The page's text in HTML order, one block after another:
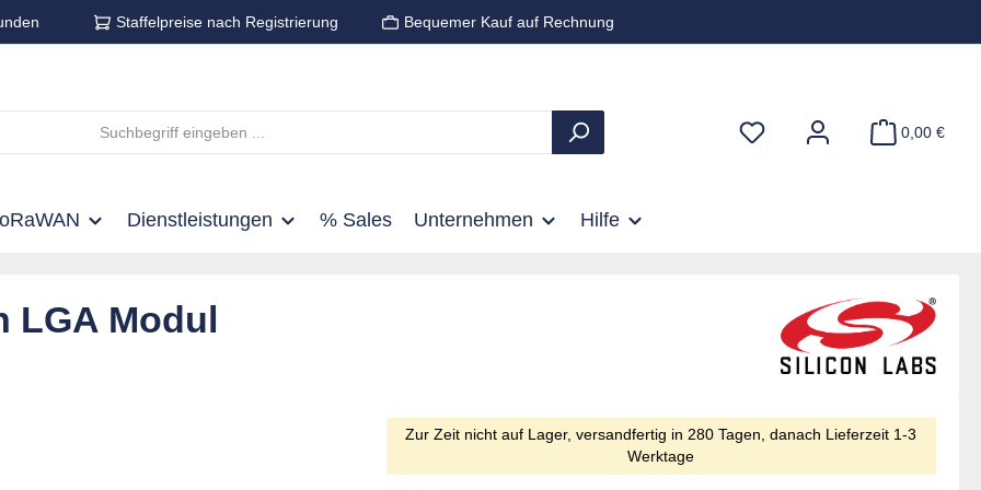
Staffelpreise nach Registrierung Bequemer Kauf auf Rechnung
0,00 €
Dienstleistungen % Sales Unternehmen Hilfe
LGA Modul
Zur Zeit nicht auf Lager, versandfertig in 280 Tagen, danach Lieferzeit 1-3
Werktage